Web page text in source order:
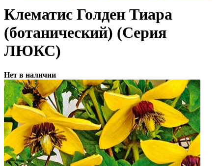
Клематис Голден Тиара
(ботанический) (Серия
ЛЮКС)
Нет в наличии